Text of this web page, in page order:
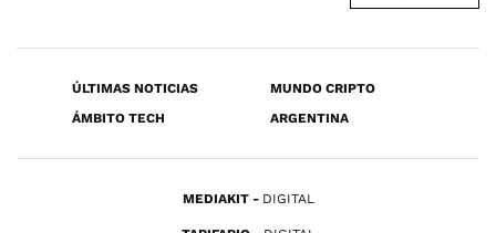
ÚLTIMAS NOTICIAS
MUNDO CRIPTO
ÁMBITO TECH
ARGENTINA
MEDIAKIT DIGITAL